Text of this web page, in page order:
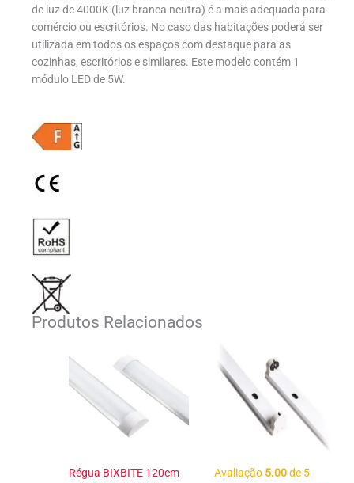
de luz de 4000K (luz branca neutra) é a mais adequada para
comércio ou escritórios. No caso das habitações poderá ser
utilizada em todos os espaços com destaque para as
cozinhas, escritórios e similares. Este modelo contém 1
módulo LED de 5W.
Produtos Relacionados
Régua BIXBITE 120cm
Avaliação 5.00de 5